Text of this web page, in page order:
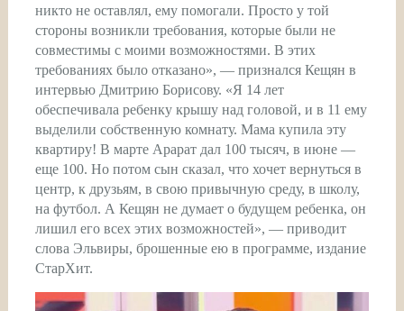
никто не оставлял, ему помогали. Просто у той
стороны возникли требования, которые были не
совместимы с моими возможностями. В этих
требованиях было отказано», — признался Кещян в
интервью Дмитрию Борисову. «Я 14 лет
обеспечивала ребенку крышу над головой, и в 11 ему
выделили собственную комнату. Мама купила эту
квартиру! В марте Арарат дал 100 тысяч, в июне —
еще 100. Но потом сын сказал, что хочет вернуться в
центр, к друзьям, в свою привычную среду, в школу,
на футбол. А Кещян не думает о будущем ребенка, он
лишил его всех этих возможностей», — приводит
слова Эльвиры, брошенные ею в программе, издание
СтарХит.